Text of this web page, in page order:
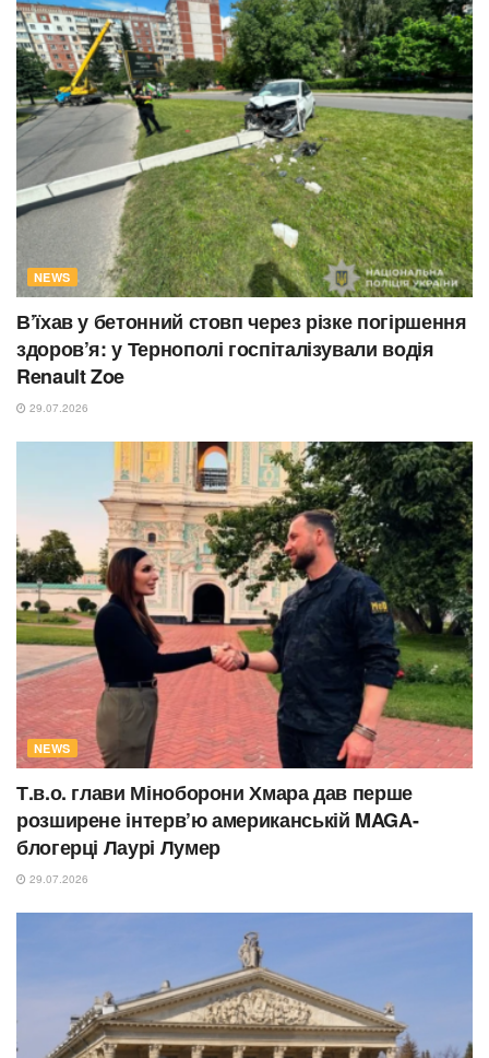
NEWS
В’їхав у бетонний стовп через різке погіршення
здоров’я: у Тернополі госпіталізували водія
Renault Zoe
29.07.2026
NEWS
Т.в.о. глави Міноборони Хмара дав перше
розширене інтерв’ю американській MAGA-
блогерці Лаурі Лумер
29.07.2026